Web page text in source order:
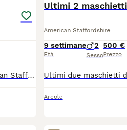
Allevamento Enci , dispone di splendidi cuccioli di American Staffordshire Terrier, frutto dell'accoppiamento tra Soul e Moony (Tiger Tattoo × Multi CH. King's Head to the Moon and Back), selezionati da linee di sangue di alta qualità. I cuccioli saranno ceduti a partire da metà luglio, a famiglie selezionate, completi di: Pedigree ENCI Iscrizione all'Anagrafe Canina Microchip Deposito del DNA Ciclo di sverminazione completo Test genetico per l'atassia Vaccinazioni in regola Certificato veterinario di buona salute I cuccioli crescono in un ambiente familiare, con particolare attenzione alla salute, al benessere e alla corretta socializzazione. Per qualsiasi informazione, fotografie o per conoscere meglio i cuccioli e i genitori, non esitate a contattarci. Saremo lieti di fornirvi tutti i dettagli. amstaf - amstaff - american staffordshire terrier
Ultimi 2 maschietti
American Staffordshire
9 settimane
Età
2
Sesso
500 €
Prezzo
Arcole